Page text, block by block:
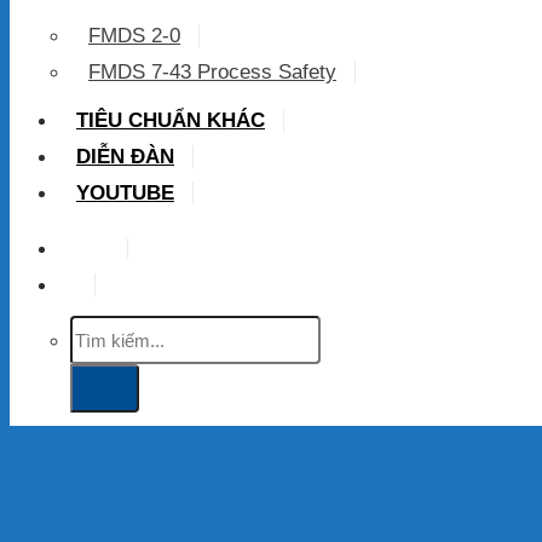
FMDS 2-0
FMDS 7-43 Process Safety
TIÊU CHUẨN KHÁC
DIỄN ĐÀN
YOUTUBE
Tìm
kiếm: